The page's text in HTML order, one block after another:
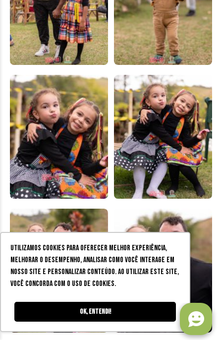
Utilizamos cookies para oferecer melhor experiência,
melhorar o desempenho, analisar como você interage em
nosso site e personalizar conteúdo. Ao utilizar este site,
você concorda com o uso de cookies.
Ok, entendi!